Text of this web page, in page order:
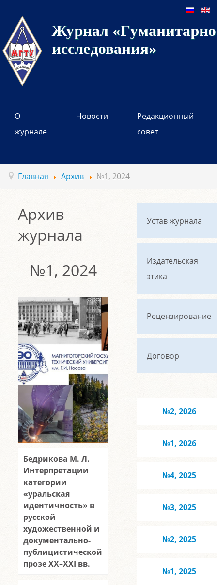
Журнал
исследования»
О
журнале
Новости
Редакционный
совет
Главная Архив №1, 2024
Архив
журнала
№1, 2024
Бедрикова М. Л.
Интерпретации
категории
«уральская
идентичность» в
русской
художественной и
документально-
публицистической
прозе ХХ–XXI вв.
Устав журнала
Издательская
этика
Рецензирование
Договор
№2, 2026
№1, 2026
№4, 2025
№3, 2025
№2, 2025
№1, 2025